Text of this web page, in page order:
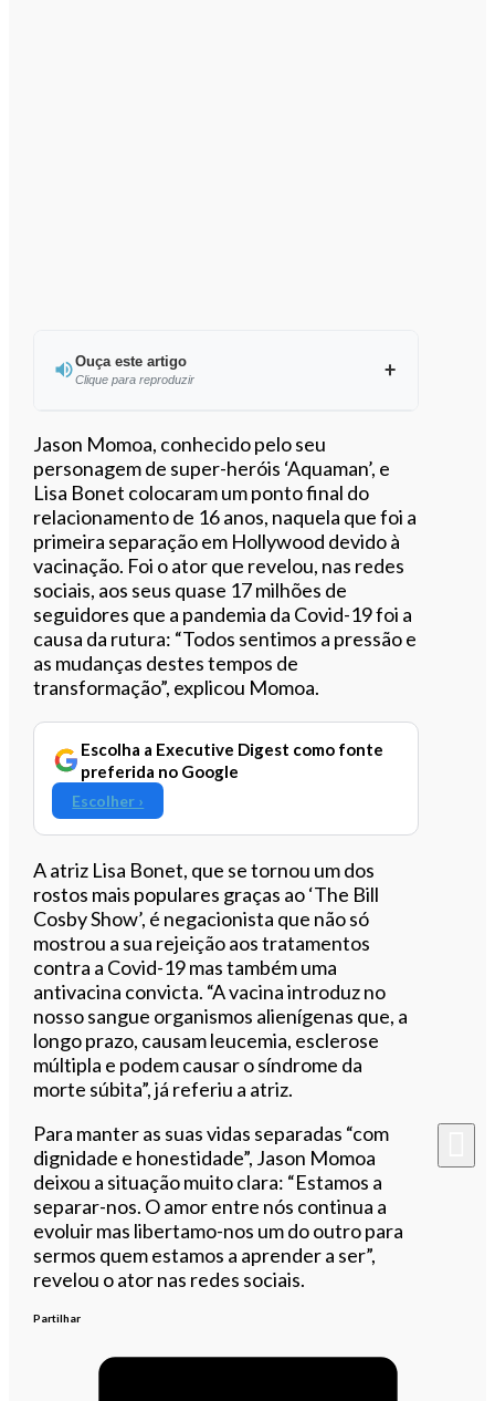
Ouça este artigo
Clique para reproduzir
Ouvir este artigo
Jason Momoa, conhecido pelo seu
personagem de super-heróis ‘Aquaman’, e
Lisa Bonet colocaram um ponto final do
relacionamento de 16 anos, naquela que foi a
primeira separação em Hollywood devido à
vacinação. Foi o ator que revelou, nas redes
sociais, aos seus quase 17 milhões de
seguidores que a pandemia da Covid-19 foi a
causa da rutura: “Todos sentimos a pressão e
as mudanças destes tempos de
transformação”, explicou Momoa.
Escolha a Executive Digest como fonte
preferida no Google
Escolher ›
A atriz Lisa Bonet, que se tornou um dos
rostos mais populares graças ao ‘The Bill
Cosby Show’, é negacionista que não só
mostrou a sua rejeição aos tratamentos
contra a Covid-19 mas também uma
antivacina convicta. “A vacina introduz no
nosso sangue organismos alienígenas que, a
longo prazo, causam leucemia, esclerose
múltipla e podem causar o síndrome da
morte súbita”, já referiu a atriz.
Para manter as suas vidas separadas “com
dignidade e honestidade”, Jason Momoa
deixou a situação muito clara: “Estamos a
separar-nos. O amor entre nós continua a
evoluir mas libertamo-nos um do outro para
sermos quem estamos a aprender a ser”,
revelou o ator nas redes sociais.
Partilhar